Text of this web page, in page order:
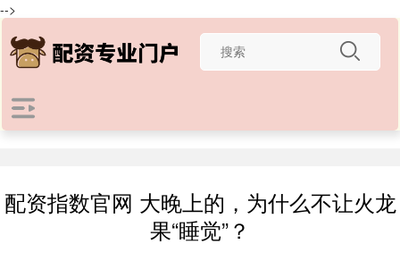
-->
配资指数官网 大晚上的，为什么不让火龙
果“睡觉”？